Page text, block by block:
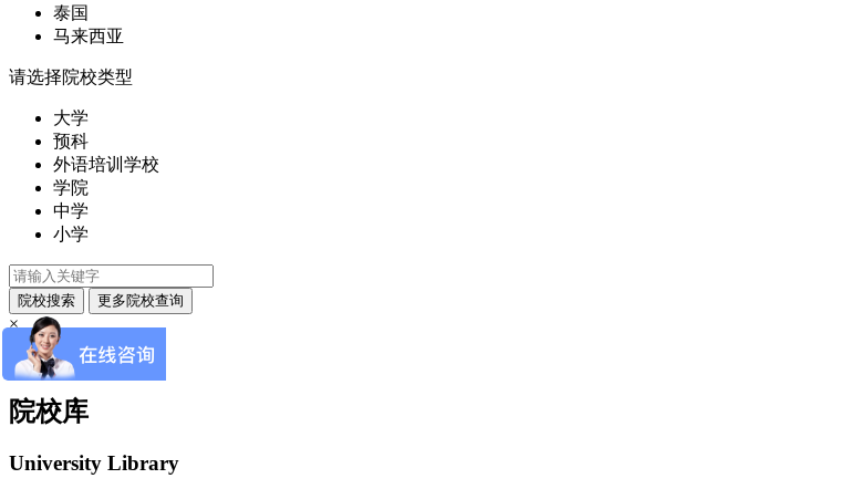
泰国
马来西亚
请选择院校类型
大学
预科
外语培训学校
学院
中学
小学
×
院校库
University Library